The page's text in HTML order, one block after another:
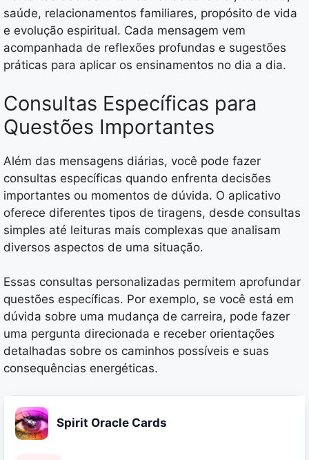
saúde, relacionamentos familiares, propósito de vida
e evolução espiritual. Cada mensagem vem
acompanhada de reflexões profundas e sugestões
práticas para aplicar os ensinamentos no dia a dia.
Consultas Específicas para
Questões Importantes
Além das mensagens diárias, você pode fazer
consultas específicas quando enfrenta decisões
importantes ou momentos de dúvida. O aplicativo
oferece diferentes tipos de tiragens, desde consultas
simples até leituras mais complexas que analisam
diversos aspectos de uma situação.
Essas consultas personalizadas permitem aprofundar
questões específicas. Por exemplo, se você está em
dúvida sobre uma mudança de carreira, pode fazer
uma pergunta direcionada e receber orientações
detalhadas sobre os caminhos possíveis e suas
consequências energéticas.
Spirit Oracle Cards